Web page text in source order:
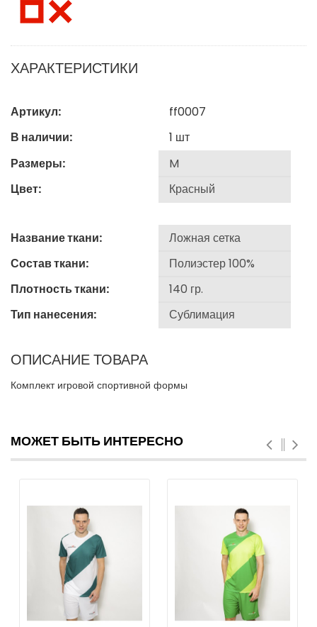
ХАРАКТЕРИСТИКИ
Артикул:
ff0007
В наличии:
1 шт
Размеры:
Цвет:
Название ткани:
Состав ткани:
Плотность ткани:
Тип нанесения:
ОПИСАНИЕ ТОВАРА
Комплект игровой спортивной формы
МОЖЕТ БЫТЬ ИНТЕРЕСНО